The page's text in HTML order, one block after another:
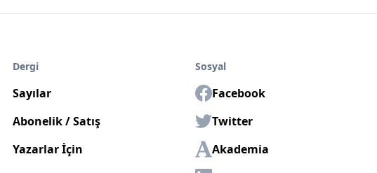
Dergi
Sayılar
Abonelik / Satış
Yazarlar İçin
Sosyal
Facebook
Twitter
Akademia